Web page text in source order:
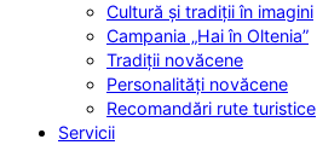
Cultură și tradiții în imagini
Campania „Hai în Oltenia”
Tradiții novăcene
Personalități novăcene
Recomandări rute turistice
Servicii